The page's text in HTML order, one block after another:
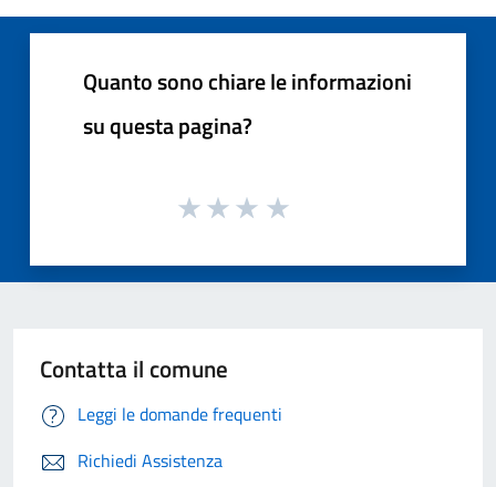
Quanto sono chiare le informazioni
su questa pagina?
Contatta il comune
Leggi le domande frequenti
Richiedi Assistenza